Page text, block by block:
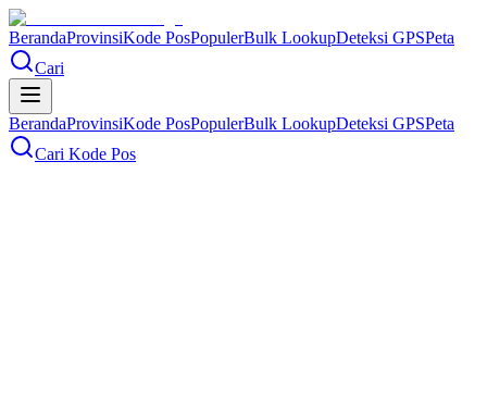
BerandaProvinsiKode PosPopulerBulk LookupDeteksi GPSPeta
Cari
BerandaProvinsiKode PosPopulerBulk LookupDeteksi GPSPeta
Cari Kode Pos